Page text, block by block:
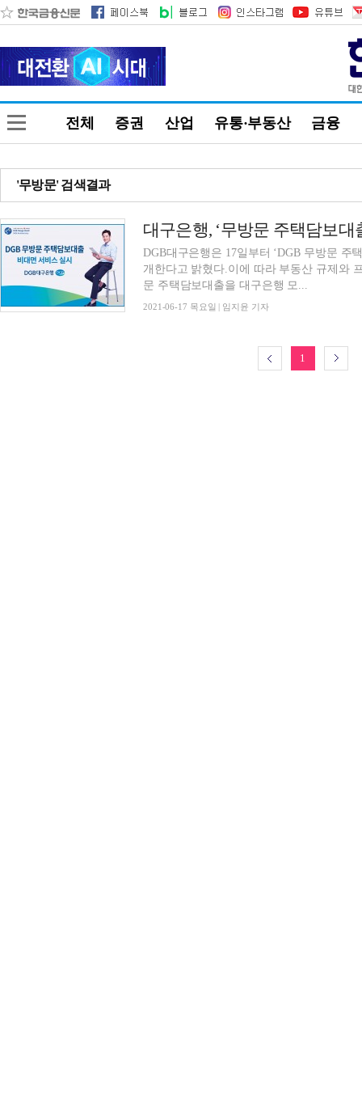
전체 증권 산업 유통·부동산 금융
'무방문' 검색결과
대구은행, ‘무방문 주택담보대
DGB대구은행은 17일부터 ‘DGB 무방문 주
개한다고 밝혔다.이에 따라 부동산 규제와
문 주택담보대출을 대구은행 모...
2021-06-17 목요일 | 임지윤 기자
1